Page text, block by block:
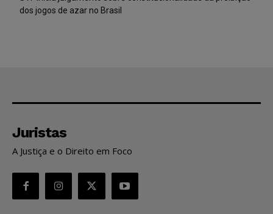
dos jogos de azar no Brasil
Juristas
A Justiça e o Direito em Foco